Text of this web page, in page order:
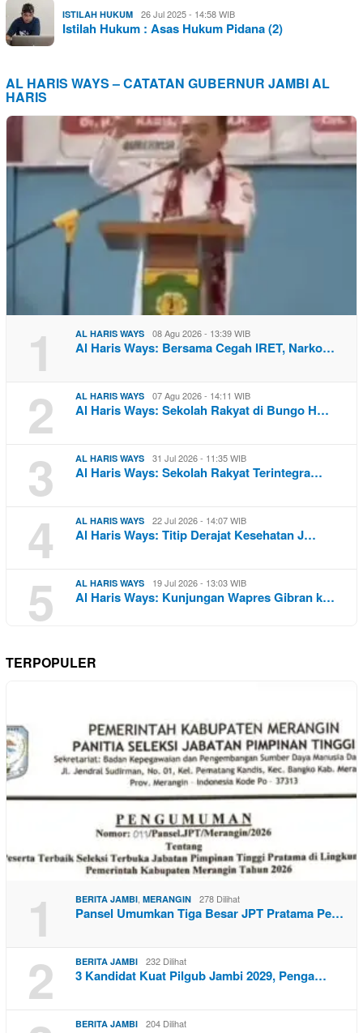
ISTILAH HUKUM 26 Jul 2025 - 14:58 WIB
Istilah Hukum : Asas Hukum Pidana (2)
AL HARIS WAYS – CATATAN GUBERNUR JAMBI AL
HARIS
1 AL HARIS WAYS 08 Agu 2026 - 13:39 WIB
Al Haris Ways: Bersama Cegah IRET, Narko…
2 AL HARIS WAYS 07 Agu 2026 - 14:11 WIB
Al Haris Ways: Sekolah Rakyat di Bungo H…
3 AL HARIS WAYS 31 Jul 2026 - 11:35 WIB
Al Haris Ways: Sekolah Rakyat Terintegra…
4 AL HARIS WAYS 22 Jul 2026 - 14:07 WIB
Al Haris Ways: Titip Derajat Kesehatan J…
5 AL HARIS WAYS 19 Jul 2026 - 13:03 WIB
Al Haris Ways: Kunjungan Wapres Gibran k…
TERPOPULER
1 BERITA JAMBI, MERANGIN 278 Dilihat
Pansel Umumkan Tiga Besar JPT Pratama Pe…
2 BERITA JAMBI 232 Dilihat
3 Kandidat Kuat Pilgub Jambi 2029, Penga…
BERITA JAMBI 204 Dilihat